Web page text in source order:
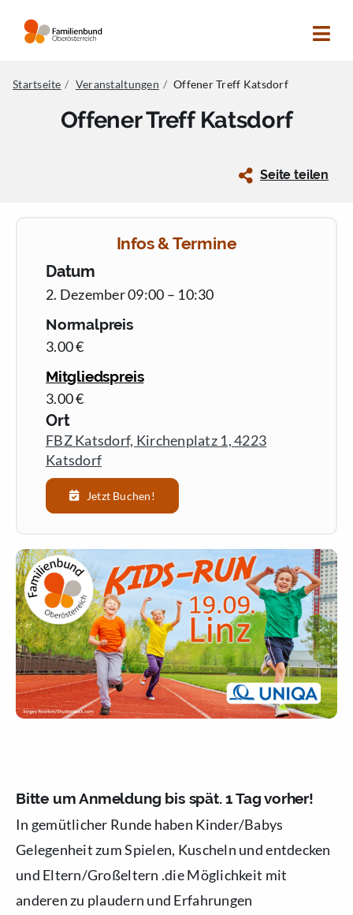
Inhalt
Nach:
Betreuung
Mitgliedswelt
OÖ Familienbund
Presse & Print
Sponsoring
Jobs
Spenden
Gutscheine
Startseite Veranstaltungen Offener Treff Katsdorf
Offener Treff Katsdorf
Seite teilen
Bitte um Anmeldung bis spät. 1 Tag vorher!
In gemütlicher Runde haben Kinder/Babys
Gelegenheit zum Spielen, Kuscheln und entdecken
und Eltern/Großeltern .die Möglichkeit mit
anderen zu plaudern und Erfahrungen
Infos & Termine
Datum
2. Dezember 09:00 – 10:30
Normalpreis
3.00 €
Mitgliedspreis
3.00 €
Ort
FBZ Katsdorf, Kirchenplatz 1, 4223
Katsdorf
Jetzt Buchen!